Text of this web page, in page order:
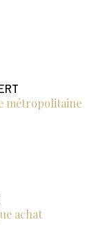
métropolitaine
achat